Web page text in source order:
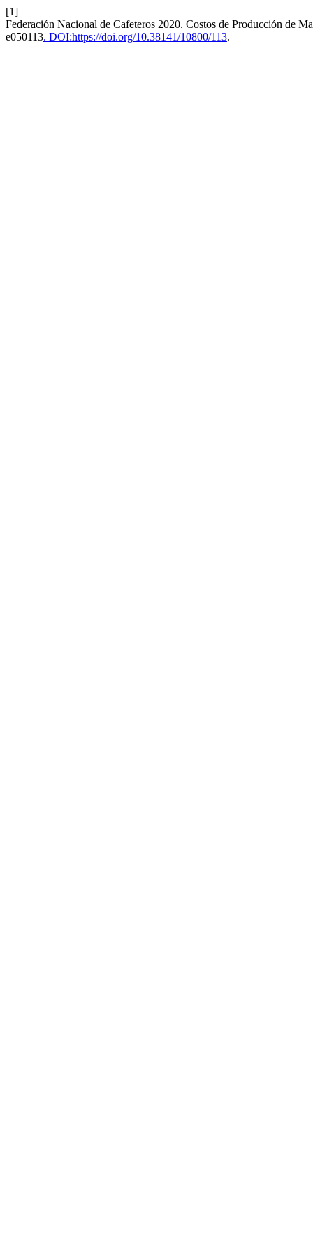
[1]
Federación Nacional de Cafeteros 2020. Costos de Producción de
e050113. DOI:https://doi.org/10.38141/10800/113.